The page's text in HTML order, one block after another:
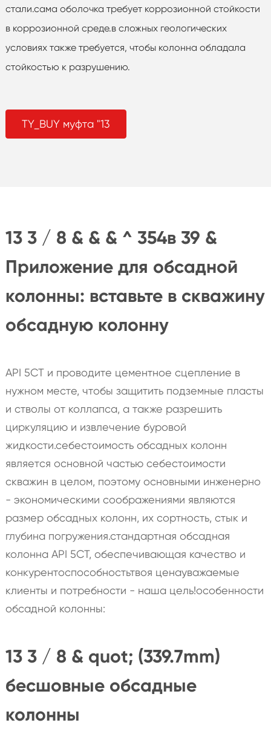
стали.сама оболочка требует коррозионной стойкости
в коррозионной среде.в сложных геологических
условиях также требуется, чтобы колонна обладала
стойкостью к разрушению.
TY_BUY муфта "13
13 3 / 8 & & & ^ 354в 39 &
Приложение для обсадной
колонны: вставьте в скважину
обсадную колонну
API 5CT и проводите цементное сцепление в
нужном месте, чтобы защитить подземные пласты
и стволы от коллапса, а также разрешить
циркуляцию и извлечение буровой
жидкости.себестоимость обсадных колонн
является основной частью себестоимости
скважин в целом, поэтому основными инженерно
- экономическими соображениями являются
размер обсадных колонн, их сортность, стык и
глубина погружения.стандартная обсадная
колонна API 5CT, обеспечивающая качество и
конкурентоспособностьтвоя ценауважаемые
клиенты и потребности - наша цель!особенности
обсадной колонны:
13 3 / 8 & quot; (339.7mm)
бесшовные обсадные
колонны